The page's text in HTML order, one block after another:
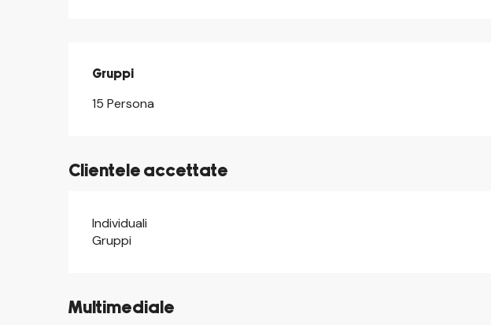
Gruppi
Gruppi
15 Persona
Clientele accettate
Individuali
Gruppi
Multimediale
©